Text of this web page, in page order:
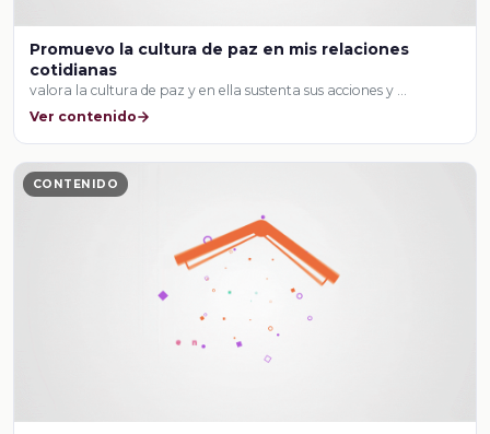
Promuevo la cultura de paz en mis relaciones
cotidianas
valora la cultura de paz y en ella sustenta sus acciones y …
Ver contenido
CONTENIDO